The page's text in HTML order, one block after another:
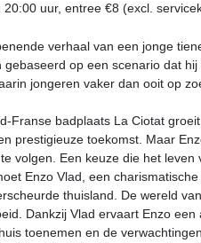
uur, entree €8 (excl.
verhaal van een jonge
op een scenario dat
jongeren vaker dan ooit op
Franse badplaats La Ciotat
prestigieuze toekomst. Maar
volgen. Een keuze die het
Enzo Vlad, een
thuisland. De wereld
Dankzij Vlad ervaart Enzo
toenemen en de